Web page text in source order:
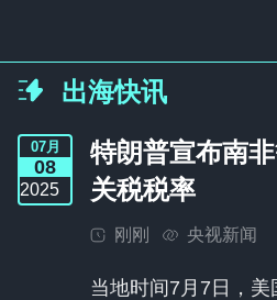
出海快讯
07月
08
2025
特朗普宣布南
关税税率
刚刚 央视新闻
当地时间7月7日，